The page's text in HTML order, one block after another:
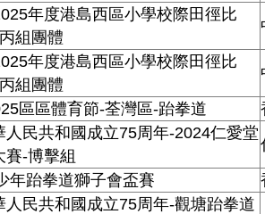
年度港島西區小學校際田徑比
組團體
年度港島西區小學校際田徑比
組團體
區區體育節-荃灣區-跆拳道
人民共和國成立75周年-2024仁愛堂
賽-博擊組
年跆拳道獅子會盃賽
人民共和國成立75周年-觀塘跆拳道